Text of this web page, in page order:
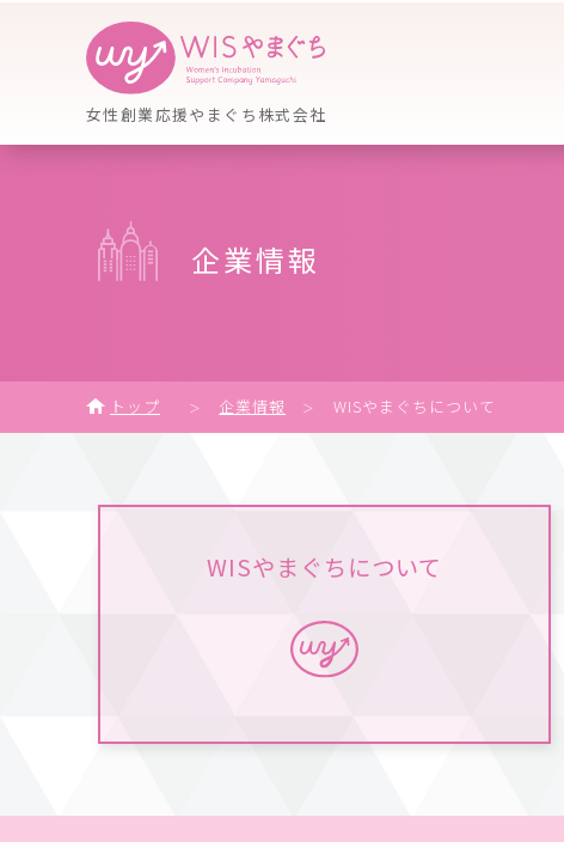
女性創業応援やまぐち株式会社
企業情報
トップ ＞ 企業情報 ＞ WISやまぐちについて
WISやまぐちについて